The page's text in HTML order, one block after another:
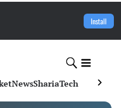
Install
NewsShariaTech